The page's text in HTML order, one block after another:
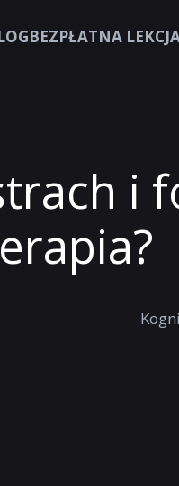
BEZPŁATNA
i